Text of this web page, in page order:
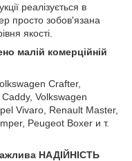
реалізується в
просто зобов'язана
якості.
малій комерційній
Crafter,
Volkswagen
Vivaro, Renault Master,
Peugeot Boxer и т.
НАДІЙНІСТЬ